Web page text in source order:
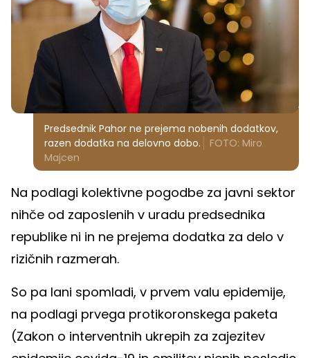
Predsednik Pahor ne prejema nobenih dodatkov,
razen dodatka na delovno dobo.
FOTO: Miro
Majcen
Na podlagi kolektivne pogodbe za javni sektor
nihče od zaposlenih v uradu predsednika
republike ni in ne prejema dodatka za delo v
rizičnih razmerah.
So pa lani spomladi, v prvem valu epidemije,
na podlagi prvega protikoronskega paketa
(Zakon o interventnih ukrepih za zajezitev